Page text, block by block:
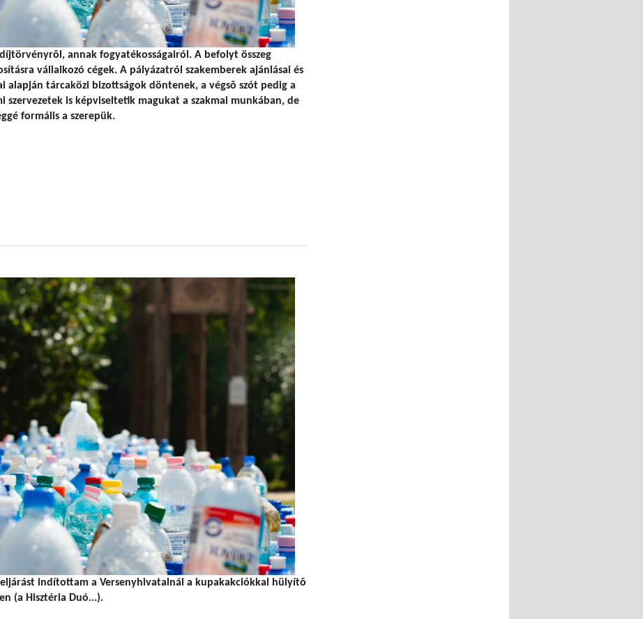
annak fogyatékosságairól. A befolyt összeg
vállalkozó cégek. A pályázatról szakemberek ajánlásai és
alapján tárcaközi bizottságok döntenek, a végsõ szót pedig a
szervezetek is képviseltetik magukat a szakmai munkában, de
formális a szerepük.
indítottam a Versenyhivatalnál a kupakakciókkal hülyítõ
(a Hisztéria Duó...).